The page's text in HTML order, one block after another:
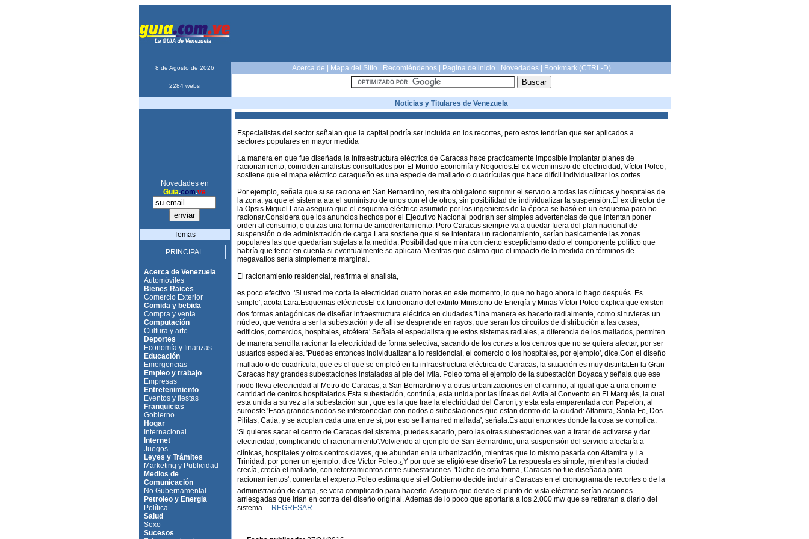
8 de Agosto de 2026 Acerca de Mapa del Sitio Recomiéndenos| Pagina de inicio Novedades| Bookmark (CTRL-D)
2284 webs
Noticias y Titulares de Venezuela
Novedades en
Guia.com.ve
Temas
PRINCIPAL
Acerca de Venezuela
Automóviles
Bienes Raices
Comercio Exterior
Comida y bebida
Compra y venta
Computación
Cultura y arte
Deportes
Economía y finanzas
Educación
Emergencias
Empleo y trabajo
Empresas
Entretenimiento
Eventos y fiestas
Franquicias
Gobierno
Hogar
Internacional
Internet
Juegos
Leyes y Trámites
Marketing y Publicidad
Medios de
Comunicación
No Gubernamental
Petroleo y Energia
Política
Salud
Sexo
Sucesos
Especialistas del sector señalan que la capital podría ser incluida en los recortes, pero estos tendrían que ser aplicados a
sectores populares en mayor medida
La manera en que fue diseñada la infraestructura eléctrica de Caracas hace practicamente imposible implantar planes de
racionamiento, coinciden analistas consultados por El Mundo Economía y Negocios.El ex viceministro de electricidad, Víctor Poleo,
sostiene que el mapa eléctrico caraqueño es una especie de mallado o cuadrículas que hace difícil individualizar los cortes.
Por ejemplo, señala que si se raciona en San Bernardino, resulta obligatorio suprimir el servicio a todas las clínicas y hospitales de
la zona, ya que el sistema ata el suministro de unos con el de otros, sin posibilidad de individualizar la suspensión.El ex director de
la Opsis Miguel Lara asegura que el esquema eléctrico asumido por los ingenieros de la época se basó en un esquema para no
racionar.Considera que los anuncios hechos por el Ejecutivo Nacional podrían ser simples advertencias de que intentan poner
orden al consumo, o quizas una forma de amedrentamiento. Pero Caracas siempre va a quedar fuera del plan nacional de
suspensión o de administración de carga.Lara sostiene que si se intentara un racionamiento, serían basicamente las zonas
populares las que quedarían sujetas a la medida. Posibilidad que mira con cierto escepticismo dado el componente político que
habría que tener en cuenta si eventualmente se aplicara.Mientras que estima que el impacto de la medida en términos de
megavatios sería simplemente marginal.
El racionamiento residencial, reafirma el analista,
es poco efectivo. 'Si usted me corta la electricidad cuatro horas en este momento, lo que no hago ahora lo hago después. Es
simple', acota Lara.Esquemas eléctricosEl ex funcionario del extinto Ministerio de Energía y Minas Víctor Poleo explica que existen
dos formas antagónicas de diseñar infraestructura eléctrica en ciudades.'Una manera es hacerlo radialmente, como si tuvieras un
núcleo, que vendra a ser la subestación y de allí se desprende en rayos, que seran los circuitos de distribución a las casas,
edificios, comercios, hospitales, etcétera'.Señala el especialista que estos sistemas radiales, a diferencia de los mallados, permiten
de manera sencilla racionar la electricidad de forma selectiva, sacando de los cortes a los centros que no se quiera afectar, por ser
usuarios especiales. 'Puedes entonces individualizar a lo residencial, el comercio o los hospitales, por ejemplo', dice.Con el diseño
mallado o de cuadrícula, que es el que se empleó en la infraestructura eléctrica de Caracas, la situación es muy distinta.En la Gran
Caracas hay grandes subestaciones instaladas al pie del ívila. Poleo toma el ejemplo de la subestación Boyaca y señala que ese
nodo lleva electricidad al Metro de Caracas, a San Bernardino y a otras urbanizaciones en el camino, al igual que a una enorme
cantidad de centros hospitalarios.Esta subestación, continúa, esta unida por las líneas del Avila al Convento en El Marqués, la cual
esta unida a su vez a la subestación sur , que es la que trae la electricidad del Caroní, y esta esta emparentada con Papelón, al
suroeste.'Esos grandes nodos se interconectan con nodos o subestaciones que estan dentro de la ciudad: Altamira, Santa Fe, Dos
Pilitas, Catia, y se acoplan cada una entre sí, por eso se llama red mallada', señala.Es aquí entonces donde la cosa se complica.
'Si quieres sacar el centro de Caracas del sistema, puedes sacarlo, pero las otras subestaciones van a tratar de activarse y dar
electricidad, complicando el racionamiento'.Volviendo al ejemplo de San Bernardino, una suspensión del servicio afectaría a
clínicas, hospitales y otros centros claves, que abundan en la urbanización, mientras que lo mismo pasaría con Altamira y La
Trinidad, por poner un ejemplo, dice Víctor Poleo.¿Y por qué se eligió ese diseño? La respuesta es simple, mientras la ciudad
crecía, crecía el mallado, con reforzamientos entre subestaciones. 'Dicho de otra forma, Caracas no fue diseñada para
racionamientos', comenta el experto.Poleo estima que si el Gobierno decide incluir a Caracas en el cronograma de recortes o de la
administración de carga, se vera complicado para hacerlo. Asegura que desde el punto de vista eléctrico serían acciones
arriesgadas que irían en contra del diseño original. Ademas de lo poco que aportaría a los 2.000 mw que se retiraran a diario del
sistema.... REGRESAR